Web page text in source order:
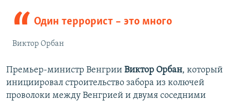
Один террорист – это много
Виктор Орбан
Премьер-министр Венгрии Виктор Орбан, который
инициировал строительство забора из колючей
проволоки между Венгрией и двумя соседними